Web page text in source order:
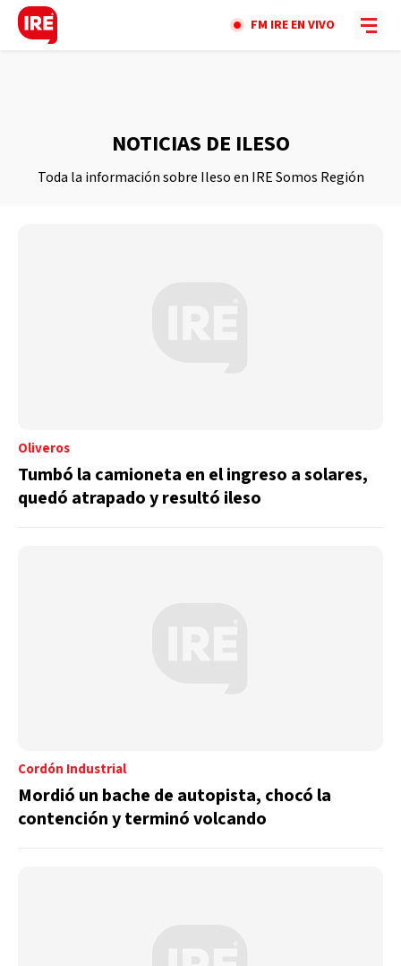
FM IRE EN VIVO
NOTICIAS DE ILESO
Toda la información sobre Ileso en IRE Somos Región
Oliveros
Tumbó la camioneta en el ingreso a solares,
quedó atrapado y resultó ileso
Cordón Industrial
Mordió un bache de autopista, chocó la
contención y terminó volcando